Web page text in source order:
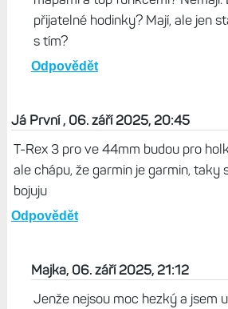
přijatelné hodinky? Mají, ale jen
s tím?
Odpovědět
Já První , 06. září 2025, 20:45
T-Rex 3 pro ve 44mm budou pro
ale chápu, že garmin je garmin, taky
bojuju
Odpovědět
Majka, 06. září 2025, 21:12
Jenže nejsou moc hezký a jsem